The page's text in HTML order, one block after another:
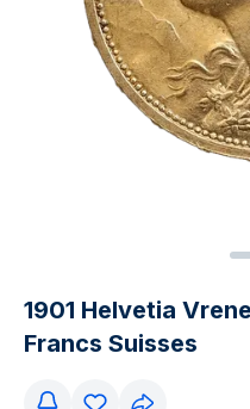
1901 Helvetia
Francs Suisses